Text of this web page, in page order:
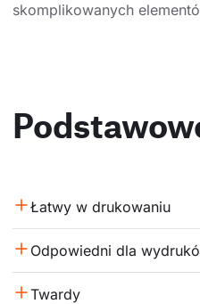
skomplikowanych
Łatwy w drukowaniu
Odpowiedni dla
Twardy